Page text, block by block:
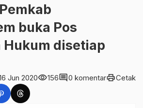
buka Pos
Hukum disetiap
Jun 2020visibility156comment0 komentarprintCetak